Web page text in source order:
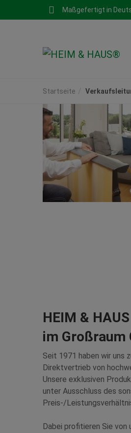
Maßgefertigt in
Startseite
HEIM &
im Großraum
Seit 1971 haben wir uns
Direktvertrieb von
Unsere exklusiven
unter Ausschluss des
Preis-/
Dabei profitieren Sie von